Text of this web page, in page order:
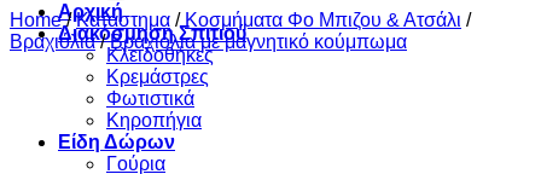
Αρχική
Διακόσμηση Σπιτιού
Κλειδοθήκες
Κρεμάστρες
Φωτιστικά
Κηροπήγια
Είδη Δώρων
Γούρια
Home / Κατάστημα / Κοσμήματα Φο Μπιζου & Ατσάλι /
Βραχιόλια / Βραχιόλια με μαγνητικό κούμπωμα